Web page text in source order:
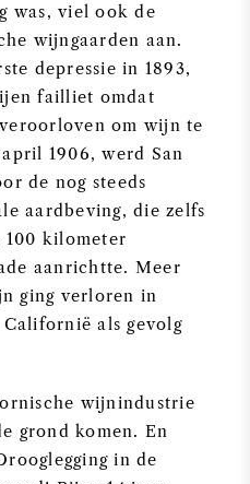
was, viel ook de
wijngaarden aan.
depressie in 1893,
failliet omdat
om wijn te
1906, werd San
de nog steeds
aardbeving, die zelfs
100 kilometer
aanrichtte. Meer
ging verloren in
als gevolg
wijnindustrie
grond komen. En
in de